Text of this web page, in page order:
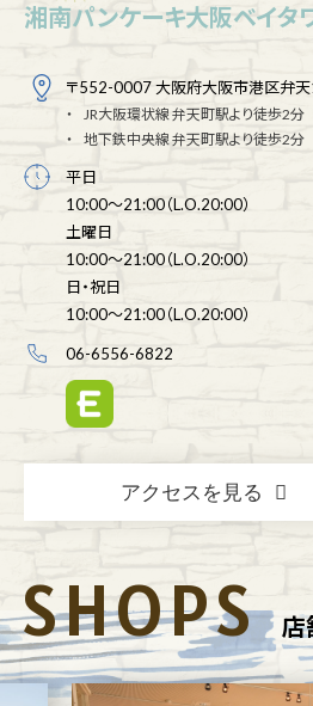
湘南パンケーキ大阪ベイタ
〒552-0007 大阪府大阪市港区弁
JR大阪環状線 弁天町駅より徒歩2分
地下鉄中央線 弁天町駅より徒歩2分
平日
10:00～21:00（L.O.20:00）
土曜日
10:00～21:00（L.O.20:00）
日・祝日
10:00～21:00（L.O.20:00）
06-6556-6822
アクセスを見る
SHOPS 店